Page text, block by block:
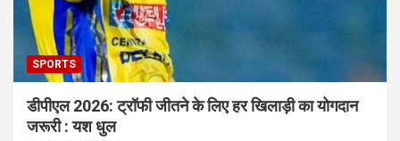
SPORTS
डीपीएल 2026: ट्रॉफी जीतने के लिए हर खिलाड़ी का योगदान
जरूरी : यश धुल